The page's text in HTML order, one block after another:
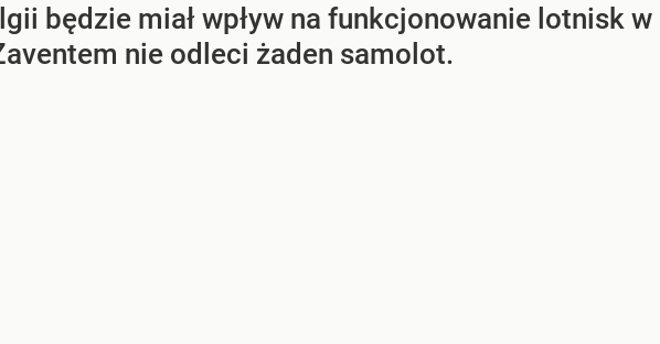
będzie miał wpływ na funkcjonowanie lotnisk
nie odleci żaden samolot.